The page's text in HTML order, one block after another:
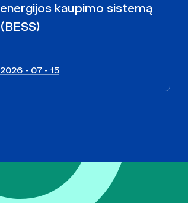
energijos kaupimo sistemą
(BESS)
2026 - 07 - 15